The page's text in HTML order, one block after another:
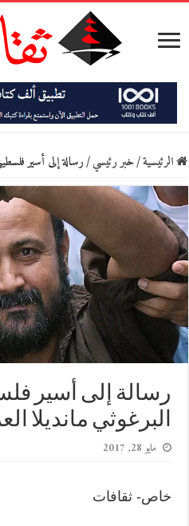
الرئيسية/خبر رئيسي/رسالة إلى أسير
رسالة إلى أسير
البرغوثي مانديلا
مايو 28, 2017
خاص- ثقافات